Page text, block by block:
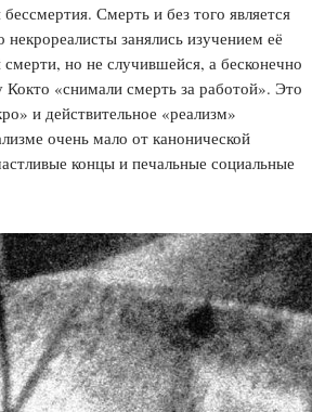
Смерть и без того является
занялись изучением её
но не случившейся, а бесконечно
«снимали смерть за работой». Это
и действительное «реализм»
очень мало от канонической
концы и печальные социальные